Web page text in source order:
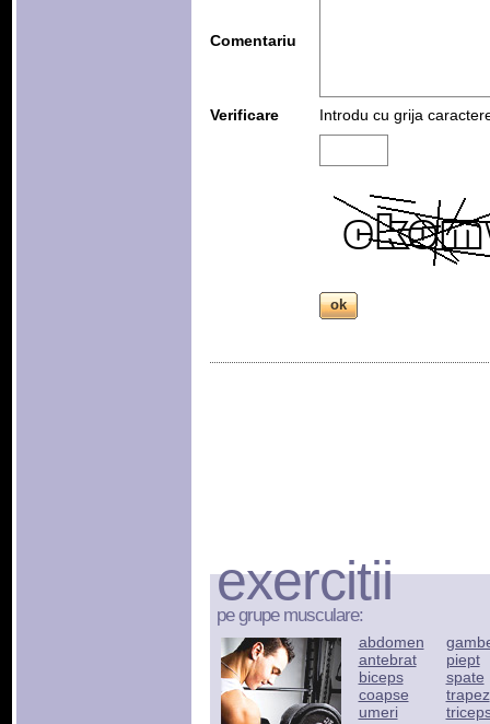
Comentariu
Verificare Introdu cu grija
exercitii
pe grupe musculare:
abdomen
antebrat
biceps
coapse
umeri
piept
spate
trapez